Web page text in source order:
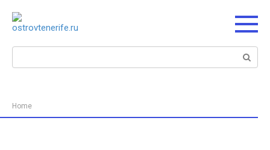
контенту
Поиск:
Home